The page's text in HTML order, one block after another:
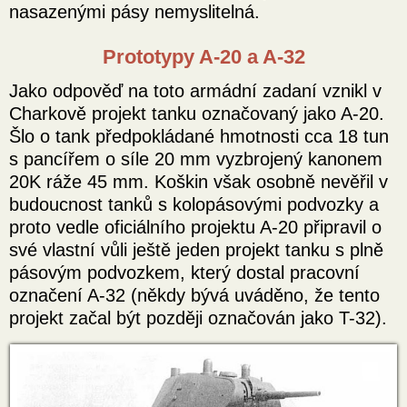
nasazenými pásy nemyslitelná.
Prototypy A-20 a A-32
Jako odpověď na toto armádní zadaní vznikl v
Charkově projekt tanku označovaný jako A-20.
Šlo o tank předpokládané hmotnosti cca 18 tun
s pancířem o síle 20 mm vyzbrojený kanonem
20K ráže 45 mm. Koškin však osobně nevěřil v
budoucnost tanků s kolopásovými podvozky a
proto vedle oficiálního projektu A-20 připravil o
své vlastní vůli ještě jeden projekt tanku s plně
pásovým podvozkem, který dostal pracovní
označení A-32 (někdy bývá uváděno, že tento
projekt začal být později označován jako T-32).